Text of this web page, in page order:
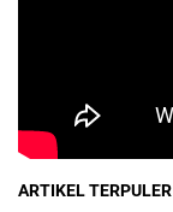
ARTIKEL TERPULER